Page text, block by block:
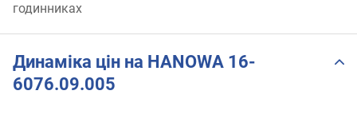
годинниках
Динаміка цін на HANOWA 16-
6076.09.005